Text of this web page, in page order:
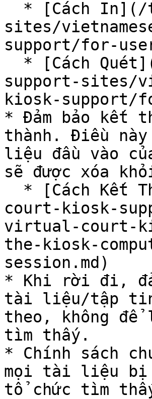
sites/
support/for-
support-sites/
kiosk-support/
* Đảm bảo kết
thành. Điều
liệu đầu vào
sẽ được xóa
court-kiosk-
virtual-court-
the-kiosk-
session.md)
* Khi rời đi,
tài liệu/tập tin
theo, không
tìm thấy.
* Chính sách
mọi tài liệu bị
tổ chức tìm